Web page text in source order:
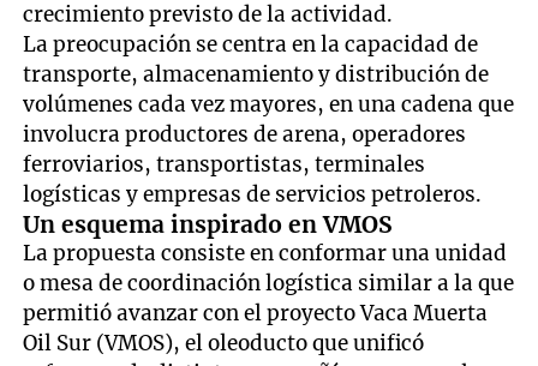
crecimiento previsto de la actividad.
La preocupación se centra en la capacidad de
transporte, almacenamiento y distribución de
volúmenes cada vez mayores, en una cadena que
involucra productores de arena, operadores
ferroviarios, transportistas, terminales
logísticas y empresas de servicios petroleros.
Un esquema inspirado en VMOS
La propuesta consiste en conformar una unidad
o mesa de coordinación logística similar a la que
permitió avanzar con el proyecto Vaca Muerta
Oil Sur (VMOS), el oleoducto que unificó